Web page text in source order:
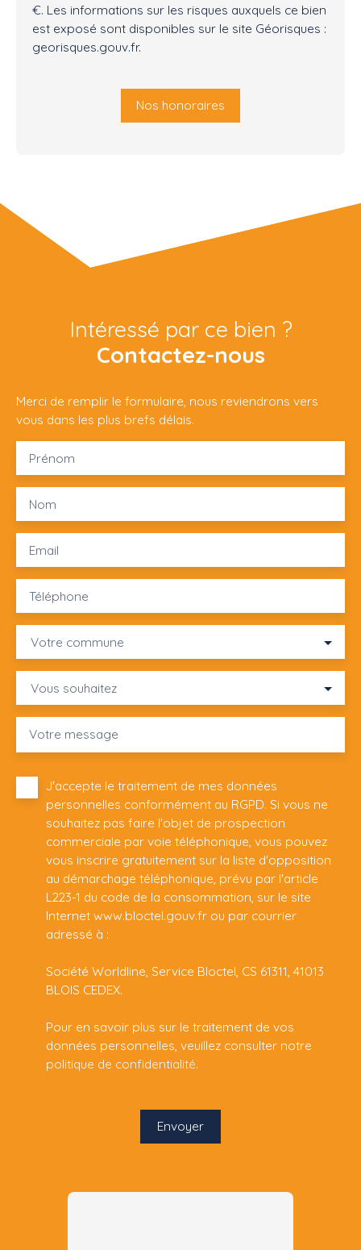
€. Les informations sur les risques auxquels ce bien
est exposé sont disponibles sur le site Géorisques :
georisques.gouv.fr.
Nos honoraires
Intéressé par ce bien ?
Contactez-nous
Merci de remplir le formulaire, nous reviendrons vers
vous dans les plus brefs délais.
Prénom
Nom
Email
Téléphone
Votre commune
Vous souhaitez
Votre message
J'accepte le traitement de mes données
personnelles conformément au RGPD. Si vous ne
souhaitez pas faire l'objet de prospection
commerciale par voie téléphonique, vous pouvez
vous inscrire gratuitement sur la liste d'opposition
au démarchage téléphonique, prévu par l'article
L223-1 du code de la consommation, sur le site
Internet www.bloctel.gouv.fr ou par courrier
adressé à :
Société Worldline, Service Bloctel, CS 61311, 41013
BLOIS CEDEX.
Pour en savoir plus sur le traitement de vos
données personnelles, veuillez consulter notre
politique de confidentialité.
Envoyer